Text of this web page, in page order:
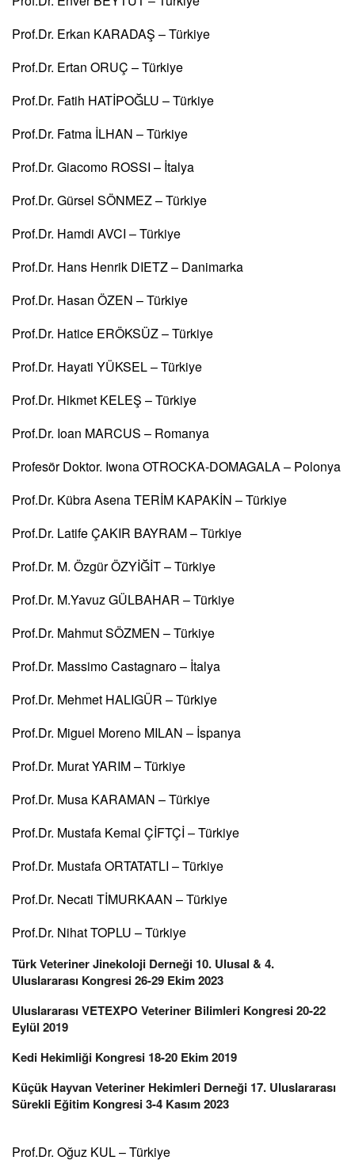
Prof.Dr. Erkan KARADAŞ – Türkiye
Prof.Dr. Ertan ORUÇ – Türkiye
Prof.Dr. Fatih HATİPOĞLU – Türkiye
Prof.Dr. Fatma İLHAN – Türkiye
Prof.Dr. Giacomo ROSSI – İtalya
Prof.Dr. Gürsel SÖNMEZ – Türkiye
Prof.Dr. Hamdi AVCI – Türkiye
Prof.Dr. Hans Henrik DIETZ – Danimarka
Prof.Dr. Hasan ÖZEN – Türkiye
Prof.Dr. Hatice ERÖKSÜZ – Türkiye
Prof.Dr. Hayati YÜKSEL – Türkiye
Prof.Dr. Hikmet KELEŞ – Türkiye
Prof.Dr. Ioan MARCUS – Romanya
Profesör Doktor. Iwona OTROCKA-DOMAGALA – Polonya
Prof.Dr. Kübra Asena TERİM KAPAKİN – Türkiye
Prof.Dr. Latife ÇAKIR BAYRAM – Türkiye
Prof.Dr. M. Özgür ÖZYİĞİT – Türkiye
Prof.Dr. M.Yavuz GÜLBAHAR – Türkiye
Prof.Dr. Mahmut SÖZMEN – Türkiye
Prof.Dr. Massimo Castagnaro – İtalya
Prof.Dr. Mehmet HALIGÜR – Türkiye
Prof.Dr. Miguel Moreno MILAN – İspanya
Prof.Dr. Murat YARIM – Türkiye
Prof.Dr. Musa KARAMAN – Türkiye
Prof.Dr. Mustafa Kemal ÇİFTÇİ – Türkiye
Prof.Dr. Mustafa ORTATATLI – Türkiye
Prof.Dr. Necati TİMURKAAN – Türkiye
Prof.Dr. Nihat TOPLU – Türkiye
Türk Veteriner Jinekoloji Derneği 10. Ulusal & 4.
Uluslararası Kongresi 26-29 Ekim 2023
Uluslararası VETEXPO Veteriner Bilimleri Kongresi 20-22
Eylül 2019
Kedi Hekimliği Kongresi 18-20 Ekim 2019
Küçük Hayvan Veteriner Hekimleri Derneği 17. Uluslararası
Sürekli Eğitim Kongresi 3-4 Kasım 2023
Prof.Dr. Oğuz KUL – Türkiye